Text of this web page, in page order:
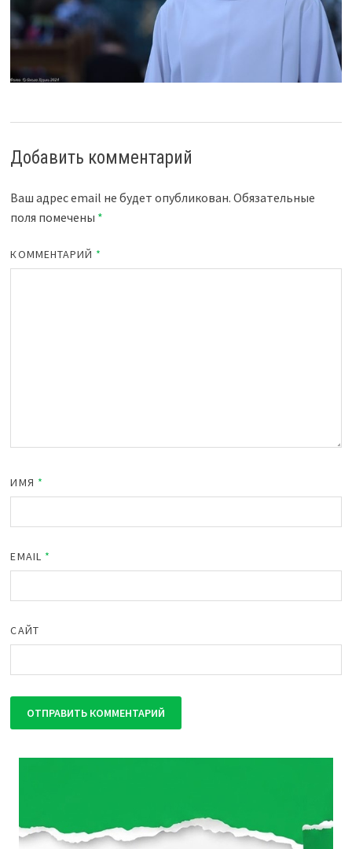
Добавить комментарий
Ваш адрес email не будет опубликован. Обязательные
поля помечены *
КОММЕНТАРИЙ *
ИМЯ *
EMAIL *
САЙТ